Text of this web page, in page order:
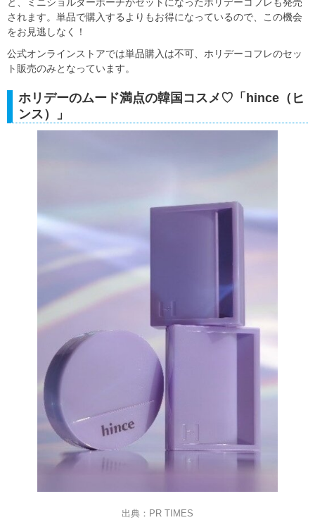
されます。単品で購入するよりもお得になっているので、この機会
をお見逃しなく！
公式オンラインストアでは単品購入は不可、ホリデーコフレのセッ
ト販売のみとなっています。
ホリデーのムード満点の韓国コスメ♡「hince（ヒ
ンス）」
出典：PR TIMES